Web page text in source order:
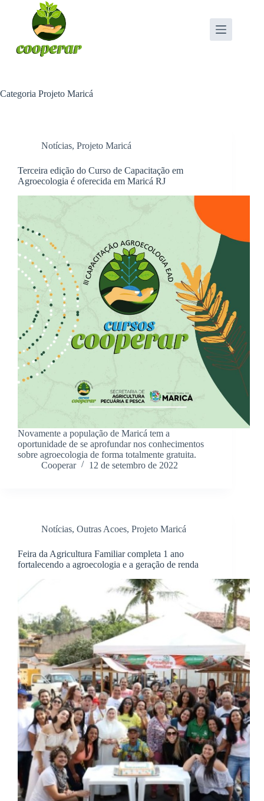
Categoria Projeto Maricá
Notícias, Projeto Maricá
Terceira edição do Curso de Capacitação em
Agroecologia é oferecida em Maricá RJ
Novamente a população de Maricá tem a
oportunidade de se aprofundar nos conhecimentos
sobre agroecologia de forma totalmente gratuita.
Cooperar
12 de setembro de 2022
Notícias, Outras Acoes, Projeto Maricá
Feira da Agricultura Familiar completa 1 ano
fortalecendo a agroecologia e a geração de renda